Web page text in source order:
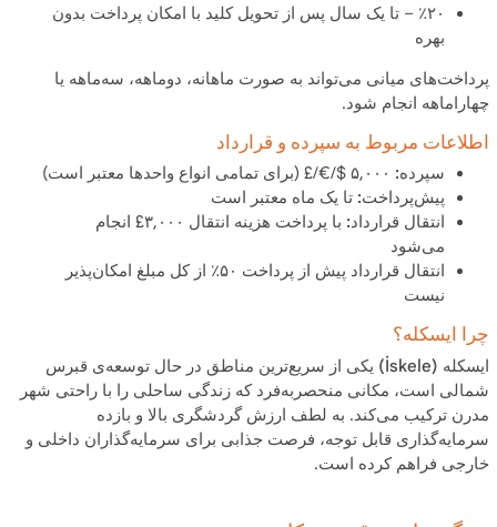
٪۲۰ –
تا یک سال پس از تحویل کلید با امکان پرداخت بدون
بهره
پرداخت‌های میانی می‌تواند به صورت ماهانه، دوماهه، سه‌ماهه یا
چهارا‌ماهه انجام شود.
اطلاعات مربوط به سپرده و قرارداد
سپرده:‎£/€/$ ۵,۰۰۰ (برای تمامی انواع واحدها معتبر است)
پیش‌پرداخت:تا یک ماه معتبر است
انتقال قرارداد:
با پرداخت هزینه انتقال ‎£۳,۰۰۰‎ انجام
می‌شود
انتقال قرارداد پیش از پرداخت ۵۰٪ از کل مبلغ امکان‌پذیر
نیست
چرا ایسکله؟
ایسکله (İskele)
یکی از سریع‌ترین مناطق در حال توسعه‌ی قبرس
شمالی است، مکانی منحصربه‌فرد که زندگی ساحلی را با راحتی شهر
مدرن ترکیب می‌کند. به لطف ارزش گردشگری بالاو بازده
سرمایه‌گذاری قابل توجه، فرصت جذابی برای سرمایه‌گذاران داخلی و
خارجی فراهم کرده است.